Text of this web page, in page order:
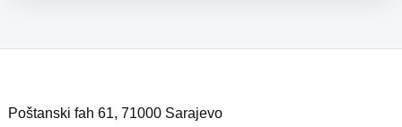
Poštanski fah 61, 71000 Sarajevo